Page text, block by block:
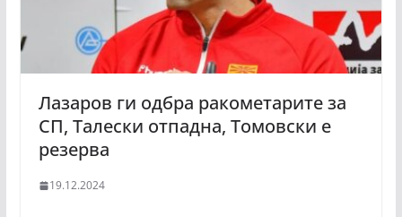
Лазаров ги одбра ракометарите за
СП, Талески отпадна, Томовски е
резерва
19.12.2024